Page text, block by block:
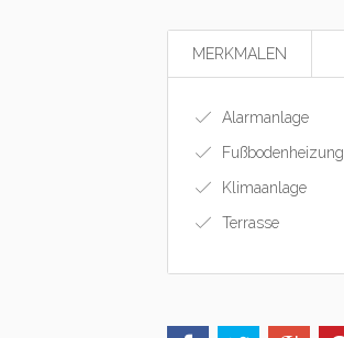
MERKMALEN
Alarmanlage
Fußbodenheizung
Klimaanlage
Terrasse